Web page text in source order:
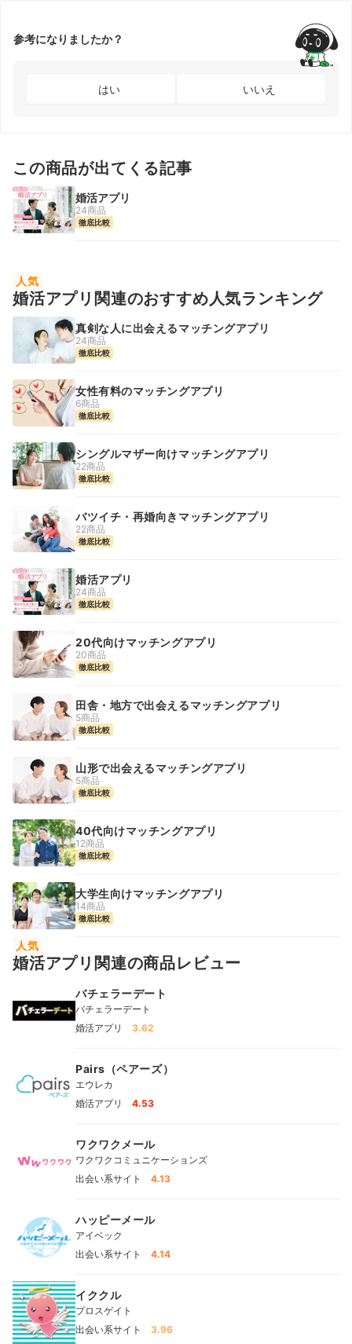
参考になりましたか？
はい いいえ
この商品が出てくる記事
婚活アプリ
24商品
徹底比較
人気
婚活アプリ関連のおすすめ人気ランキング
真剣な人に出会えるマッチングアプリ
24商品
徹底比較
女性有料のマッチングアプリ
6商品
徹底比較
シングルマザー向けマッチングアプリ
22商品
徹底比較
バツイチ・再婚向きマッチングアプリ
22商品
徹底比較
婚活アプリ
24商品
徹底比較
20代向けマッチングアプリ
20商品
徹底比較
田舎・地方で出会えるマッチングアプリ
5商品
徹底比較
山形で出会えるマッチングアプリ
5商品
徹底比較
40代向けマッチングアプリ
12商品
徹底比較
大学生向けマッチングアプリ
14商品
徹底比較
人気
婚活アプリ関連の商品レビュー
バチェラーデート
バチェラーデート
婚活アプリ
3.62
Pairs（ペアーズ）
エウレカ
婚活アプリ
4.53
ワクワクメール
ワクワクコミュニケーションズ
出会い系サイト
4.13
ハッピーメール
アイベック
出会い系サイト
4.14
イククル
プロスゲイト
出会い系サイト
3.96